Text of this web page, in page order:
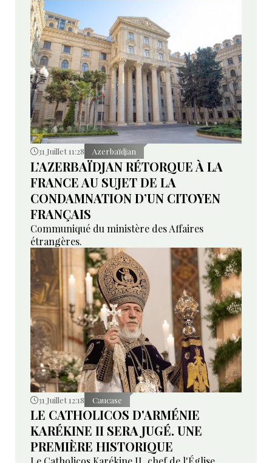
31 Juillet 11:28 Azerbaïdjan
L’AZERBAÏDJAN RÉTORQUE À LA
FRANCE AU SUJET DE LA
CONDAMNATION D’UN CITOYEN
FRANÇAIS
Communiqué du ministère des Affaires
étrangères.
31 Juillet 12:18 Caucase
LE CATHOLICOS D'ARMÉNIE
KARÉKINE II SERA JUGÉ. UNE
PREMIÈRE HISTORIQUE